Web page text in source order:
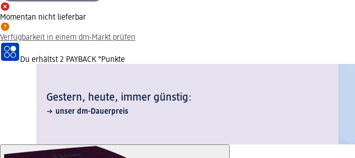
Momentan nicht lieferbar
Verfügbarkeit in einem dm-Markt prüfen
Du erhältst 2 PAYBACK °Punkte
Gestern, heute, immer günstig:
unser dm-Dauerpreis